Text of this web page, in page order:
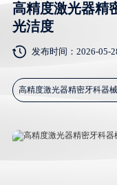
高精度激光器精
光洁度
发布时间：2026-05-
高精度激光器精密牙科器